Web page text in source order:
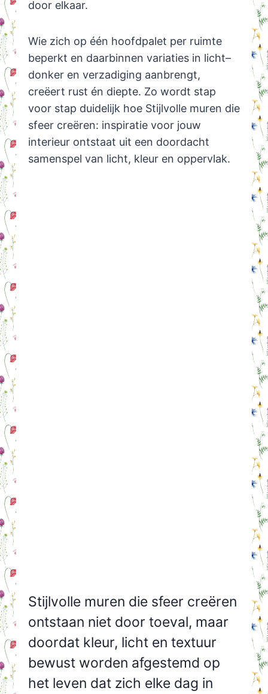
door elkaar.
Wie zich op één hoofdpalet per ruimte
beperkt en daarbinnen variaties in licht–
donker en verzadiging aanbrengt,
creëert rust én diepte. Zo wordt stap
voor stap duidelijk hoe Stijlvolle muren die
sfeer creëren: inspiratie voor jouw
interieur ontstaat uit een doordacht
samenspel van licht, kleur en oppervlak.
Stijlvolle muren die sfeer creëren
ontstaan niet door toeval, maar
doordat kleur, licht en textuur
bewust worden afgestemd op
het leven dat zich elke dag in